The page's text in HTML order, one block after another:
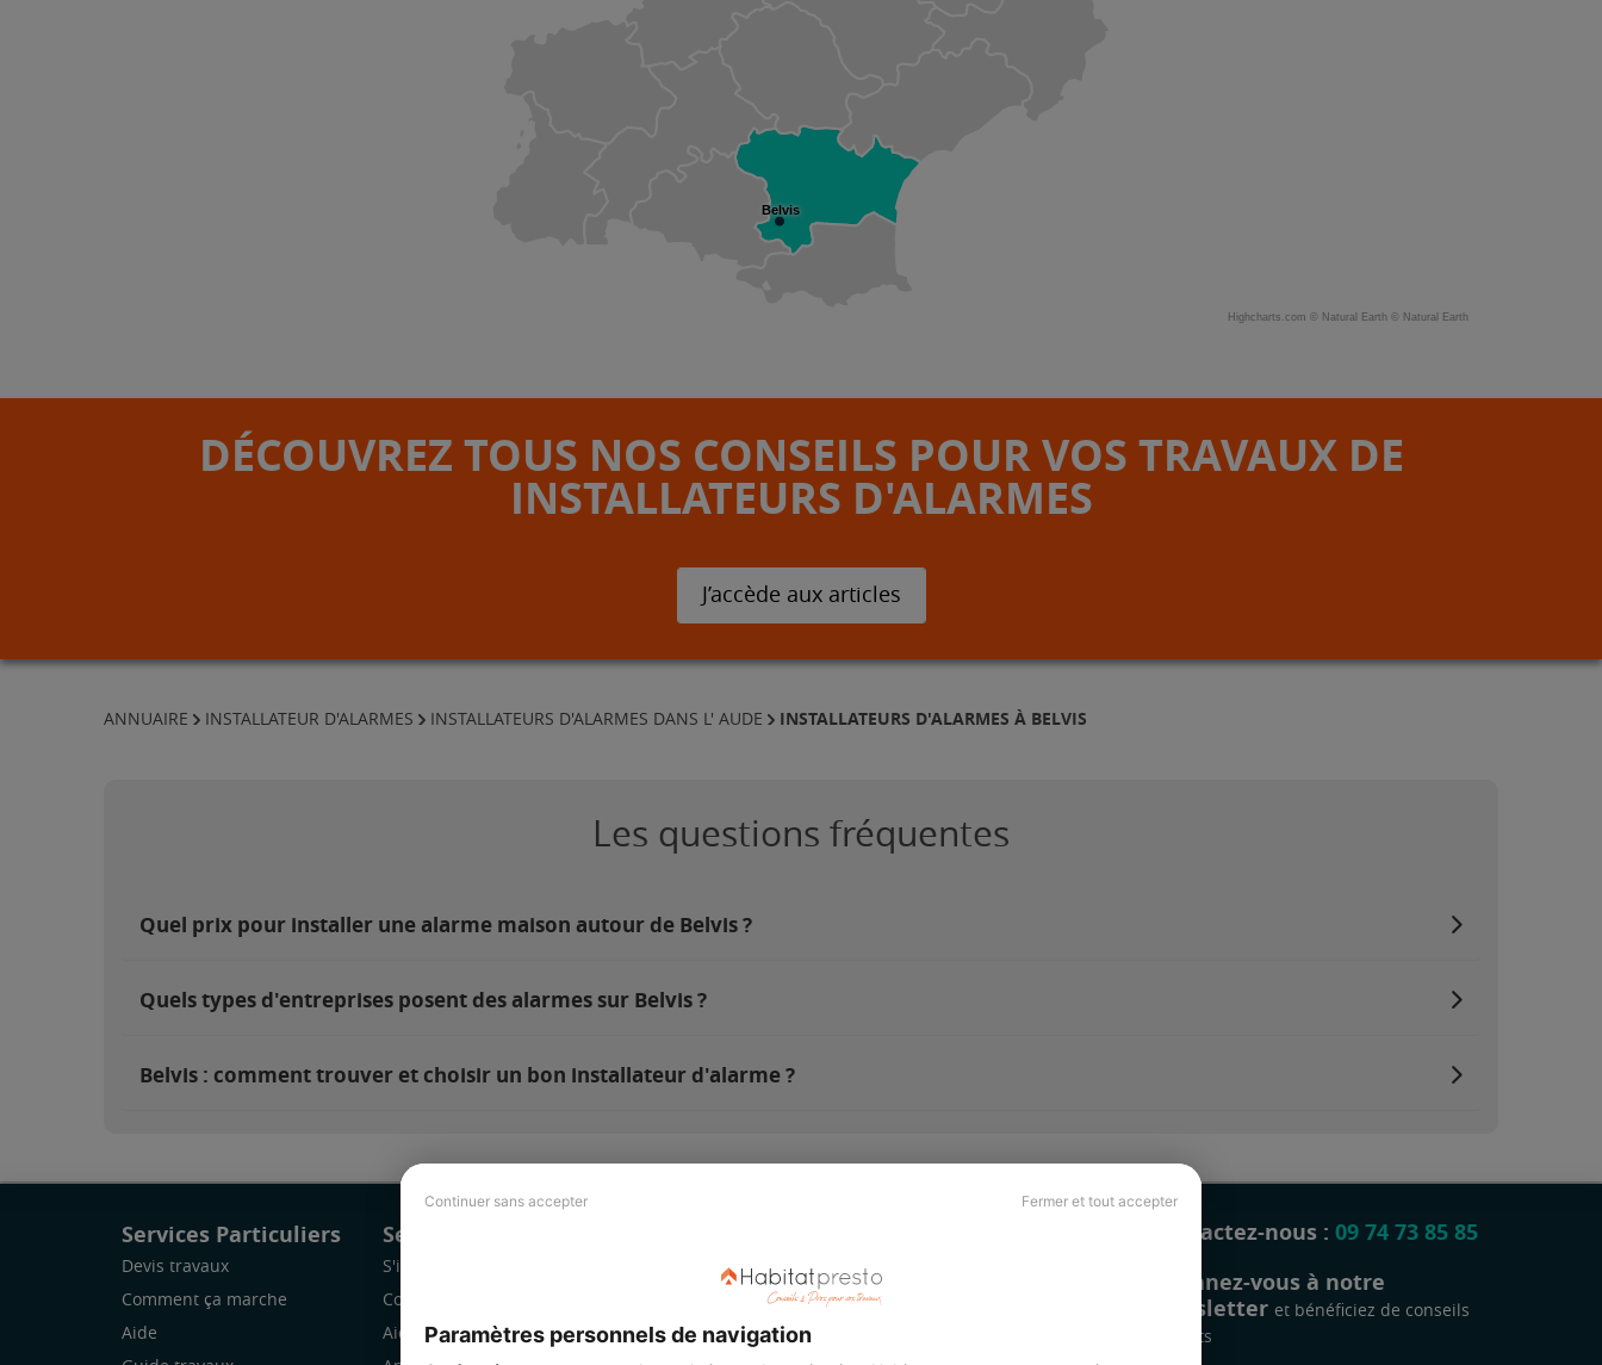
Continuer sans accepter Fermer et tout accepter
Paramètres personnels de navigation
Belvis
Highcharts.com © Natural Earth © Natural Earth
DÉCOUVREZ TOUS NOS CONSEILS POUR VOS TRAVAUX DE
INSTALLATEURS D'ALARMES
J’accède aux articles
ANNUAIRE INSTALLATEUR D'ALARMES INSTALLATEURS D'ALARMES DANS L' AUDE INSTALLATEURS D'ALARMES À BELVIS
Les questions fréquentes
Quel prix pour installer une alarme maison autour de Belvis ?
Quels types d'entreprises posent des alarmes sur Belvis ?
Belvis : comment trouver et choisir un bon installateur d'alarme ?
Services Particuliers
Devis travaux
Comment ça marche
Aide
Services Pro
S'inscrire
Comment ça marche
Aide
Revue de presse
Contactez-nous : 09 74 73 85 85
Abonnez-vous à notre
newsletter et bénéficiez de conseils
gratuits